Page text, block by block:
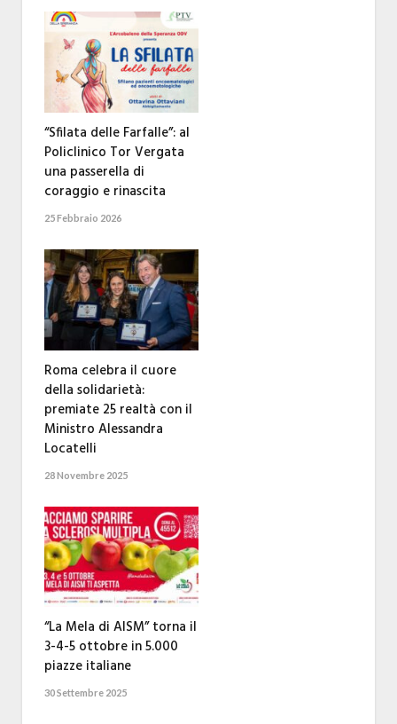
“Sfilata delle Farfalle”: al
Policlinico Tor Vergata
una passerella di
coraggio e rinascita
25 Febbraio 2026
Roma celebra il cuore
della solidarietà:
premiate 25 realtà con il
Ministro Alessandra
Locatelli
28 Novembre 2025
“La Mela di AISM” torna il
3-4-5 ottobre in 5.000
piazze italiane
30 Settembre 2025